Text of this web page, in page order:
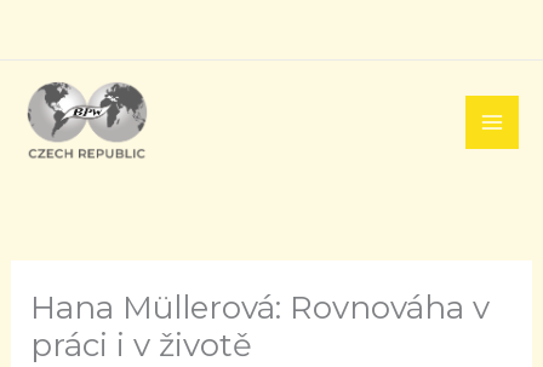
obsah
Hana Müllerová: Rovnováha v
práci i v životě